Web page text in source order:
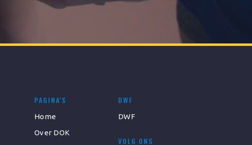
PAGINA'S
Home
Over DOK
DWF
DWF
VOLG ONS